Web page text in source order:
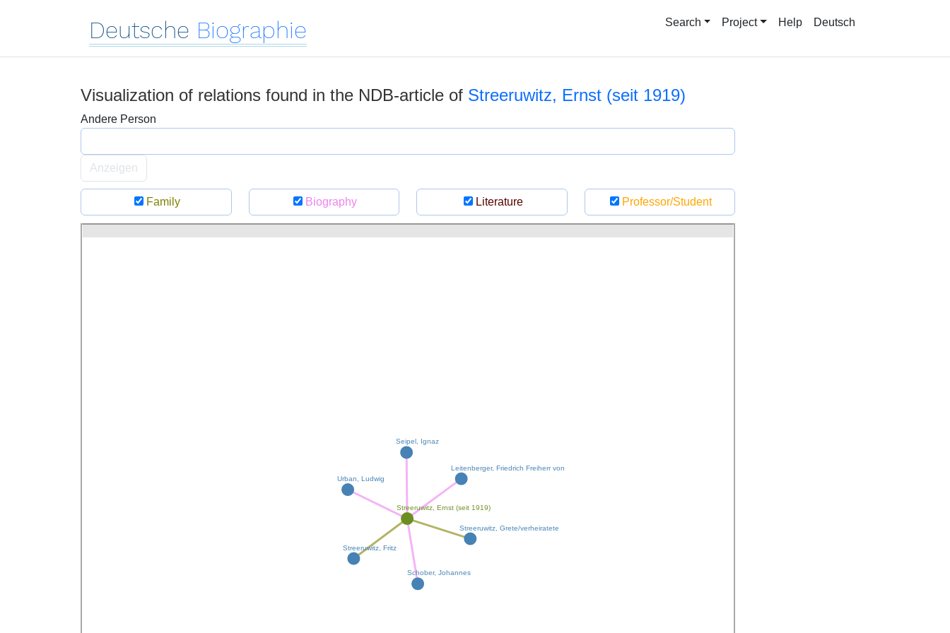
Deutsche Biographie Search Project Help Deutsch
Visualization of relations found in the NDB-article of Streeruwitz, Ernst (seit 1919)
Andere Person
Anzeigen
Family Biography Literature Professor/Student
Streeruwitz, Ernst (seit 1919)
Streeruwitz, Grete/verheiratete
Streeruwitz, Fritz
Leitenberger, Friedrich Freiherr von
Urban, Ludwig
Seipel, Ignaz
Schober, Johannes